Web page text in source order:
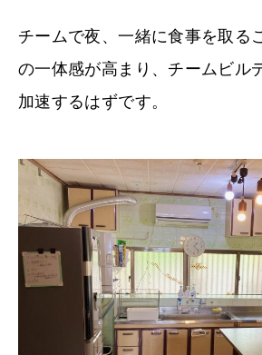
チームで夜、一緒に食事を取る
の一体感が高まり、チームビル
加速するはずです。